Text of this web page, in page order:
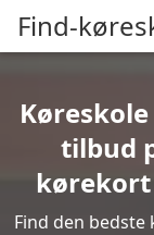
Find-
tilbud
Find den